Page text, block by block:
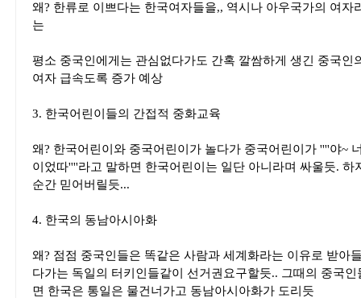
왜? 한류로 이쁘다는 한국여자들을,, 역시나 아우국가의 여자
는
평소 중국인에게는 관심없다가도 간혹 깔쌈하게 생긴 중국인
여자 급속도록 증가 예상
3. 한국어린이들의 간접적 중화교육
왜? 한국어린이와 중국어린이가 놀다가 중국어린이가 ''''야~
이었따''''라고 말하면 한국어린이는 일단 아니라며 싸울듯. 하
순간 믿어버릴듯...
4. 한국의 동남아시아화
왜? 점점 중국인들은 똑같은 사람과 세계화라는 이유로 받아
다가는 독일의 터키인들같이 선거권요구할듯.. 그때의 중국
면 한국은 통일은 물건너가고 동남아시아화가 도리듯